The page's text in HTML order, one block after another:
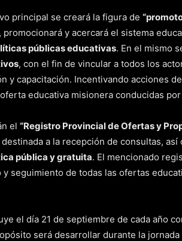
principal se creará la figura de
y acercará el sistema
públicas educativas. En el mismo
, con el fin de vincular a todos los
y capacitación. Incentivando acciones
educativa misionera conducidas
el “Registro Provincial de Ofertas y
destinada a la recepción de consultas, así
pública y gratuita. El mencionado
seguimiento de todas las ofertas
el día 21 de septiembre de cada año
será desarrollar durante la